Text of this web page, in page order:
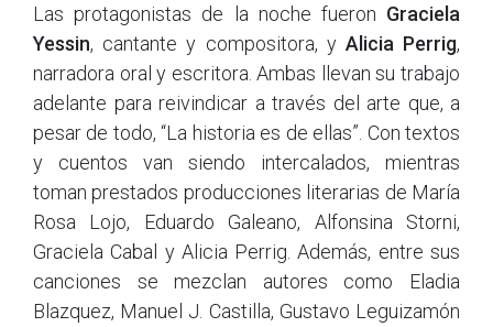
Las protagonistas de la noche fueron Graciela
Yessin, cantante y compositora, yAlicia Perrig,
narradora oral y escritora. Ambas llevan su trabajo
adelante para reivindicar a través del arte que, a
pesar de todo, “La historia es de ellas”. Con textos
y cuentos van siendo intercalados, mientras
toman prestados producciones literarias de María
Rosa Lojo, Eduardo Galeano, Alfonsina Storni,
Graciela Cabal y Alicia Perrig. Además, entre sus
canciones se mezclan autores como Eladia
Blazquez, Manuel J. Castilla, Gustavo Leguizamón